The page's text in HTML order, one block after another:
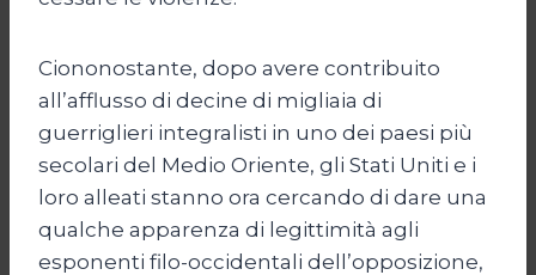
Ciononostante, dopo avere contribuito
all’afflusso di decine di migliaia di
guerriglieri integralisti in uno dei paesi più
secolari del Medio Oriente, gli Stati Uniti e i
loro alleati stanno ora cercando di dare una
qualche apparenza di legittimità agli
esponenti filo-occidentali dell’opposizione,